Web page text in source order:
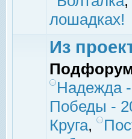
лошадках!
Из
Надежда
Победы -
Круга,